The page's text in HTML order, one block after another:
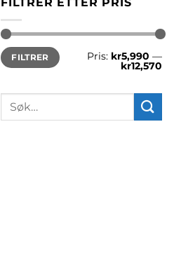
Min.
pris
Makspris
FILTRER Pris: kr5,990 —
kr12,570
Søk
etter: